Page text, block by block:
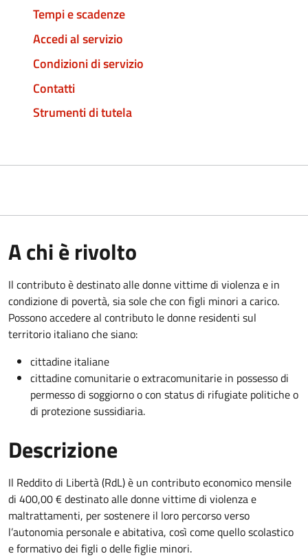
Tempi e scadenze
Accedi al servizio
Condizioni di servizio
Contatti
Strumenti di tutela
A chi è rivolto
Il contributo è destinato alle donne vittime di violenza e in
condizione di povertà, sia sole che con figli minori a carico.
Possono accedere al contributo le donne residenti sul
territorio italiano che siano:
cittadine italiane
cittadine comunitarie o extracomunitarie in possesso di
permesso di soggiorno o con status di rifugiate politiche o
di protezione sussidiaria.
Descrizione
Il Reddito di Libertà (RdL) è un contributo economico mensile
di 400,00 € destinato alle donne vittime di violenza e
maltrattamenti, per sostenere il loro percorso verso
l’autonomia personale e abitativa, così come quello scolastico
e formativo dei figli o delle figlie minori.